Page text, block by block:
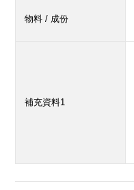
物料 / 成份
補充資料1